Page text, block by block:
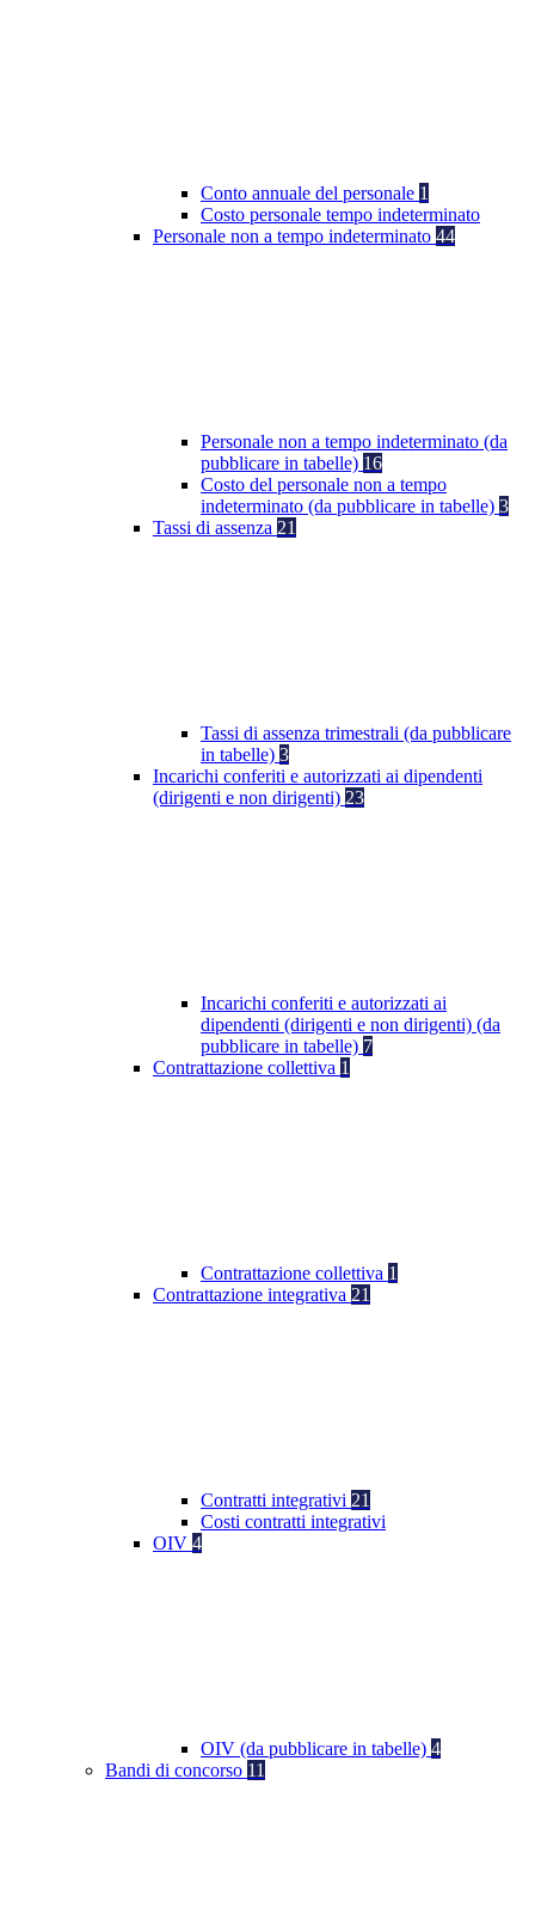
Conto annuale del personale 1
Costo personale tempo indeterminato
Personale non a tempo indeterminato 44
Personale non a tempo indeterminato (da
pubblicare in tabelle) 16
Costo del personale non a tempo
indeterminato (da pubblicare in tabelle) 3
Tassi di assenza 21
Tassi di assenza trimestrali (da pubblicare
in tabelle) 3
Incarichi conferiti e autorizzati ai dipendenti
(dirigenti e non dirigenti) 23
Incarichi conferiti e autorizzati ai
dipendenti (dirigenti e non dirigenti) (da
pubblicare in tabelle) 7
Contrattazione collettiva 1
Contrattazione collettiva 1
Contrattazione integrativa 21
Contratti integrativi 21
Costi contratti integrativi
OIV 4
OIV (da pubblicare in tabelle) 4
Bandi di concorso 11